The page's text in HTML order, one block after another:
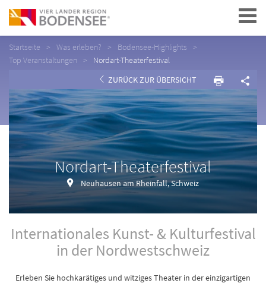
Navigation
Startseite Was erleben?
Bodensee-Highlights
Top Veranstaltungen
Nordart-Theaterfestival
ZURÜCK ZUR ÜBERSICHT
Nordart-Theaterfestival
Neuhausen am Rheinfall, Schweiz
Internationales Kunst- & Kulturfestival
in der Nordwestschweiz
Erleben Sie hochkarätiges und witziges Theater in der einzigartigen